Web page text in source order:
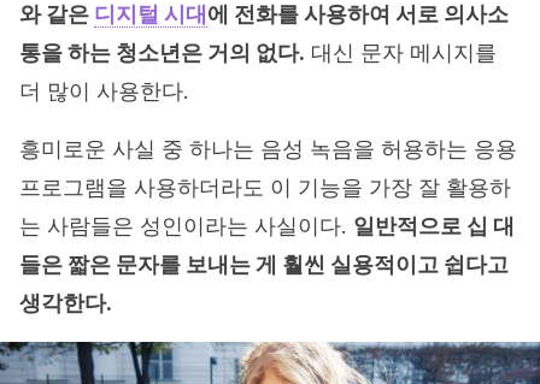
와 같은 디지털 시대 에 전화를 사용하여 서로 의사소
통을 하는 청소년은 거의 없다. 대신 문자 메시지를
더 많이 사용한다.
흥미로운 사실 중 하나는 음성 녹음을 허용하는 응용
프로그램을 사용하더라도 이 기능을 가장 잘 활용하
는 사람들은 성인이라는 사실이다. 일반적으로 십 대
들은 짧은 문자를 보내는 게 훨씬 실용적이고 쉽다고
생각한다.